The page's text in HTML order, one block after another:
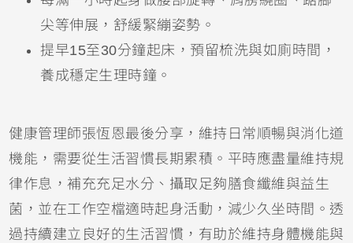
尖等伸展，舒緩緊繃姿勢。
提早15至30分鐘起床，預留梳洗與如廁時間，
養成穩定生理時鐘。
健康管理師張恆恩最後分享，維持日常順暢與消化道
機能，需要從生活習慣長期累積。平時應盡量維持規
律作息，補充充足水分、攝取足夠膳食纖維與益生
菌，並在工作空檔適時起身活動，減少久坐時間。透
過持續建立良好的生活習慣，有助於維持身體機能與